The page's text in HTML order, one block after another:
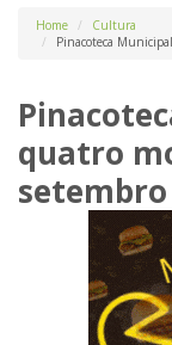
Home
Cultura
Pinacoteca
quatro
setembro